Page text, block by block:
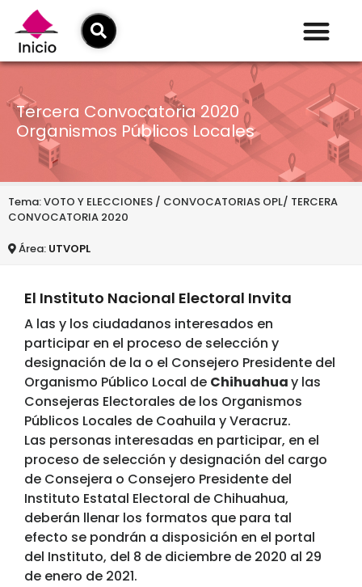
Tercera Convocatoria 2020
Organismos Públicos Locales
Tema: VOTO Y ELECCIONES / CONVOCATORIAS OPL/ TERCERA
CONVOCATORIA 2020
Área: UTVOPL
El Instituto Nacional Electoral Invita
A las y los ciudadanos interesados en
participar en el proceso de selección y
designación de la o el Consejero Presidente del
Organismo Público Local de Chihuahuay las
Consejeras Electorales de los Organismos
Públicos Locales de Coahuila y Veracruz.
Las personas interesadas en participar, en el
proceso de selección y designación del cargo
de Consejera o Consejero Presidente del
Instituto Estatal Electoral de Chihuahua,
deberán llenar los formatos que para tal
efecto se pondrán a disposición en el portal
del Instituto, del 8 de diciembre de 2020 al 29
de enero de 2021.